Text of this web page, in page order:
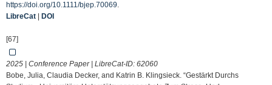
https://doi.org/10.1111/bjep.70069.
LibreCat
DOI
[67]
2025 | Conference Paper | LibreCat-ID: 62060
Bobe, Julia, Claudia Decker, and Katrin B. Klingsieck. “Gestärkt Durchs